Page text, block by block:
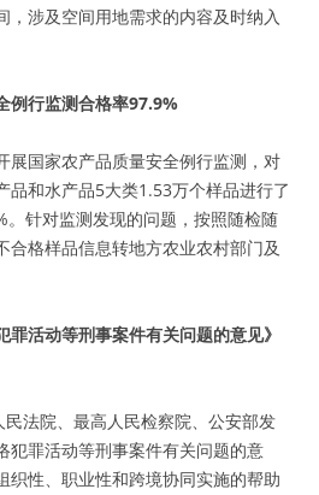
，涉及空间用地需求的内容及时纳入
例行监测合格率97.9%
展国家农产品质量安全例行监测，对
品和水产品5大类1.53万个样品进行了
针对监测发现的问题，按照随检随
合格样品信息转地方农业农村部门及
罪活动等刑事案件有关问题的意见》
法院、最高人民检察院、公安部发
犯罪活动等刑事案件有关问题的意
织性、职业性和跨境协同实施的帮助